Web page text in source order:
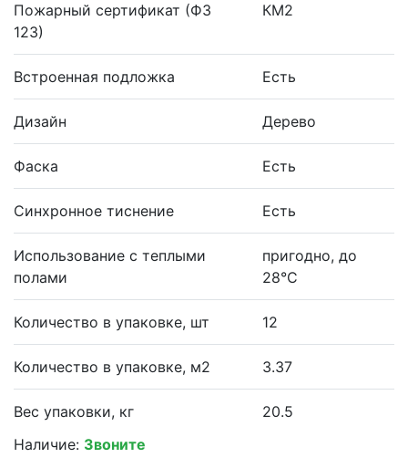
Пожарный сертификат (ФЗ
123)
КМ2
Встроенная подложка Есть
Дизайн Дерево
Фаска Есть
Синхронное тиснение Есть
Использование с теплыми
полами
пригодно, до
28°С
Количество в упаковке, шт 12
Количество в упаковке, м2 3.37
Вес упаковки, кг
20.5
Наличие: Звоните